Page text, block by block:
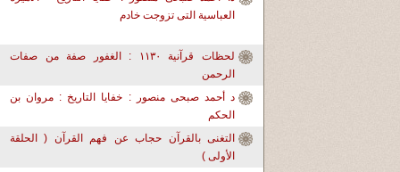
العباسية التى تزوجت خادم
لحظات قرآنية ١١٣٠ : الغفور صفة من صفات
الرحمن
د أحمد صبحى منصور : خفايا التاريخ : مروان بن
الحكم
التغنى بالقرآن حجاب عن فهم القرآن ( الحلقة
الأولى )